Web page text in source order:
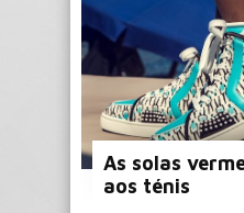
As solas
aos ténis